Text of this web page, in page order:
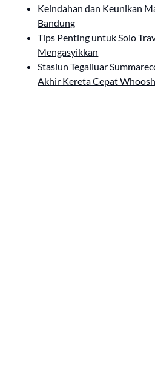
Keindahan dan Keunikan
Bandung
Tips Penting untuk Solo
Mengasyikkan
Stasiun Tegalluar
Akhir Kereta Cepat Whoosh